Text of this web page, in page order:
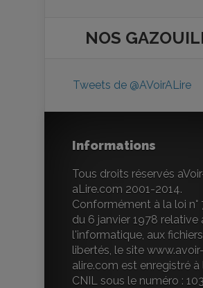
NOS
Tweets de @AVoirALire
Informations
Tous droits réservés
aLire.com 2001-2014.
Conformément à la loi n°
du 6 janvier 1978 relative
l'informatique, aux
libertés, le site www.avoir-
alire.com est enregistré à
CNIL sous le numéro :